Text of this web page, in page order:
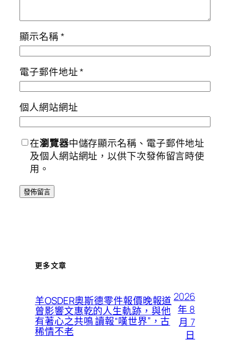
顯示名稱*
電子郵件地址*
個人網站網址
在瀏覽器中儲存顯示名稱、電子郵件地址
及個人網站網址，以供下次發佈留言時使
用。
更多文章
羊OSDER奧斯德零件報價晚報道
曾影響文惠乾的人生軌跡，與他
有著心之共鳴 讀報“嘆世界”，古
稀情不老
2026
年 8
月 7
日